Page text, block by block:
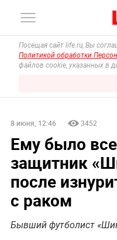
Посещая сайт life.ru, Вы
Политикой обработки
файлов cookie, указанных в
8 июня, 12:46 3452
Ему было
защитник
после
с раком
Бывший футболист